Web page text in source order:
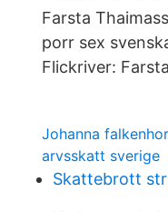
Farsta
porr sex
Flickriver:
Johanna
arvsskatt sverige
Skattebrott